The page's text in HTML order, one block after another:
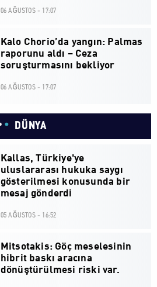
06 AĞUSTOS - 17:07
Kalo Chorio’da yangın: Palmas
raporunu aldı – Ceza
soruşturmasını bekliyor
06 AĞUSTOS - 17:07
DÜNYA
Kallas, Türkiye'ye
uluslararası hukuka saygı
gösterilmesi konusunda bir
mesaj gönderdi
05 AĞUSTOS - 16:52
Mitsotakis: Göç meselesinin
hibrit baskı aracına
dönüştürülmesi riski var.